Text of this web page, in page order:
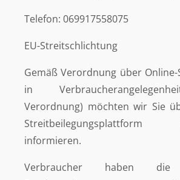
Telefon: 069917558075
EU-Streitschlichtung
Gemäß Verordnung über
in
Verordnung) möchten wir Sie
Streitbeilegungsplattform
informieren.
Verbraucher haben die